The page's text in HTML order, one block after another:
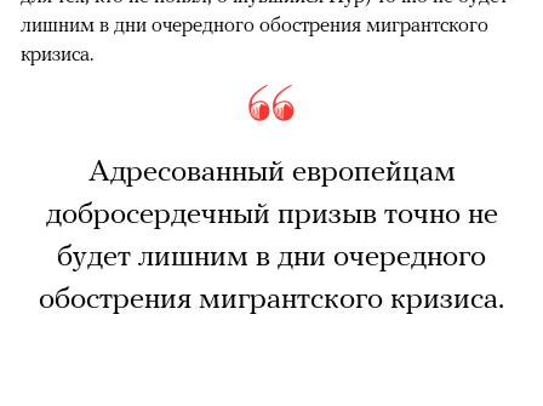
лишним в дни очередного обострения мигрантского
кризиса.
Адресованный европейцам
добросердечный призыв точно не
будет лишним в дни очередного
обострения мигрантского кризиса.